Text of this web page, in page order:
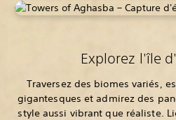
Explorez l'île
Traversez des biomes variés,
gigantesques et admirez des
style aussi vibrant que réaliste.